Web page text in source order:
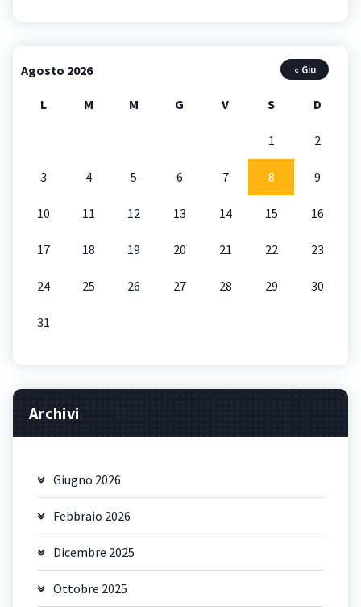
Agosto 2026
L M M G V S D
1 2
3 4 5 6 7 8 9
10 11 12 13 14 15 16
17 18 19 20 21 22 23
24 25 26 27 28 29 30
31
« Giu
Archivi
Giugno 2026
Febbraio 2026
Dicembre 2025
Ottobre 2025